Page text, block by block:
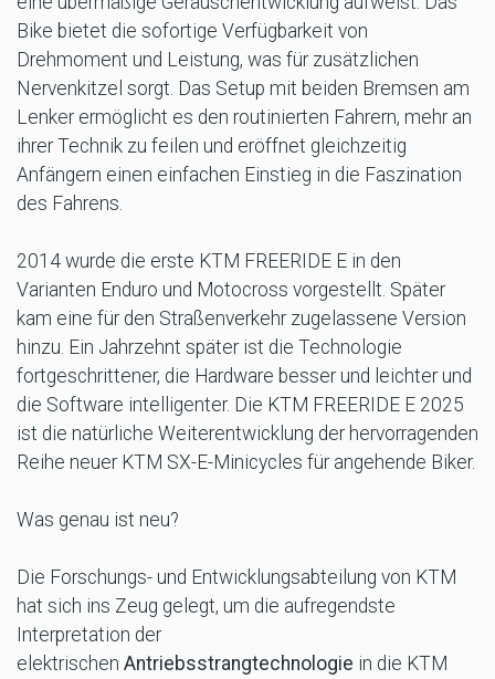
Bike bietet die sofortige Verfügbarkeit von
Drehmoment und Leistung, was für zusätzlichen
Nervenkitzel sorgt. Das Setup mit beiden Bremsen am
Lenker ermöglicht es den routinierten Fahrern, mehr an
ihrer Technik zu feilen und eröffnet gleichzeitig
Anfängern einen einfachen Einstieg in die Faszination
des Fahrens.
2014 wurde die erste KTM FREERIDE E in den
Varianten Enduro und Motocross vorgestellt. Später
kam eine für den Straßenverkehr zugelassene Version
hinzu. Ein Jahrzehnt später ist die Technologie
fortgeschrittener, die Hardware besser und leichter und
die Software intelligenter. Die KTM FREERIDE E 2025
ist die natürliche Weiterentwicklung der hervorragenden
Reihe neuer KTM SX-E-Minicycles für angehende Biker.
Was genau ist neu?
Die Forschungs- und Entwicklungsabteilung von KTM
hat sich ins Zeug gelegt, um die aufregendste
Interpretation der
elektrischen Antriebsstrangtechnologie in die KTM